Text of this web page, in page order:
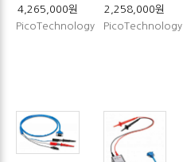
4,265,000원
PicoTechnology
2,258,000원
PicoTechnology